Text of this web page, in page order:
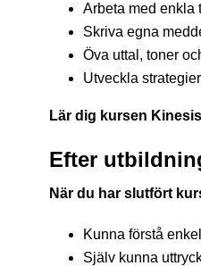
Arbeta med enkla
Skriva egna
Öva uttal, toner
Utveckla
Lär dig kursen
Efter
När du har slutfört
Kunna förstå
Själv kunna